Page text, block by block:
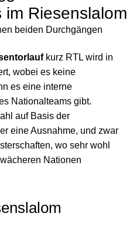
Riesenslalom
beiden Durchgängen
kurz RTL wird in
wobei es keine
es eine interne
Nationalteams gibt.
auf Basis der
eine Ausnahme, und zwar
wo sehr wohl
Nationen